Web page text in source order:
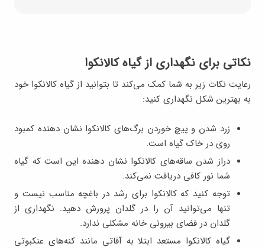
نکاتی برای نگهداری از گیاه کالانکوا
رعایت نکات زیر به شما کمک می‌کند تا بتوانید از گیاه کالانکوا خود
به بهترین شکل نگهداری کنید:
زرد شدن و پیچ خوردن برگ‌های کالانکوا نشان دهنده کمبود
روی در خاک گیاه است.
دراز شدن ساقه‌های کالانکوا نشان دهنده این است که گیاه
شما نور کافی دریافت نمی‌کند.
توجه کنید که کالانکوا برای رشد در باغچه مناسب نیست و
تنها می‌توانید آن را در گلدان پرورش دهید. نگهداری از
گلدان در فضای بیرونی خانه مشکلی ندارد.
گیاه کالانکوا مستعد ابتلا به آفاتی مانند کنه‌های عنکبوتی